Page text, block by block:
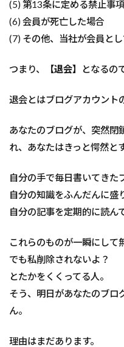
(5) 第13条に定める禁止事
(6) 会員が死亡した場合
(7) その他、当社が会員と
つまり、 【退会】 となるの
退会とはブログアカウント
あなたのブログが、突然閉
れ、あなたはきっと愕然と
自分の手で毎日書いてきた
自分の知識をふんだんに盛
自分の記事を定期的に読ん
これらのものが一瞬にして
でも私削除されないよ？
とたかをくくってる人。
そう、明日があなたのブロ
ん。
理由はまだあります。